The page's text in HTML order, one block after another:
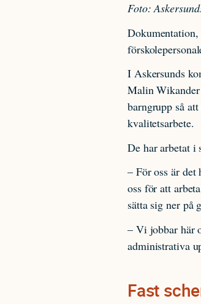
Foto:
I Askersunds
Malin Wikander
barngrupp så
kvalitetsarbete.
De har arbetat i
– För oss är
oss för att
sätta sig ner på
– Vi jobbar här
administrativa
Fast